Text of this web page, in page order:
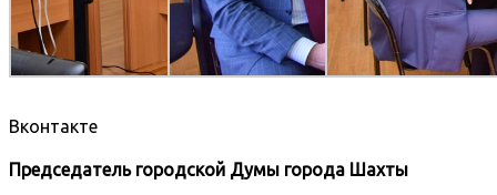
Вконтакте
Председатель городской Думы города Шахты